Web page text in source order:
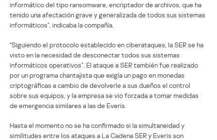
informático del tipo ransomware, encriptador de archivos, que ha
tenido una afectación grave y generalizada de todos sus sistemas
informáticos”, indicaba la compañía.
“Siguiendo el protocolo establecido en ciberataques, la SER se ha
visto en la necesidad de desconectar todos sus sistemas
informáticos operativos”. El ataque a SER también fue realizado
por un programa chantajista que exigía un pago en monedas
criptográficas a cambio de devolverle a sus dueños el control
sobre sus equipos, y la empresa se vio forzada a tomar medidas
de emergencia similares a las de Everis.
Hasta el momento no se ha confirmado si la simultaneidad y
similitudes entre los ataques a La Cadena SER y Everis son